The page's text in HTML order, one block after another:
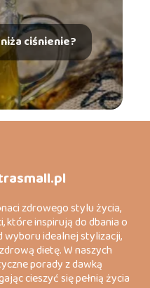
ciśnienie?
zdrowego stylu życia,
które inspirują do dbania o
wyboru idealnej stylizacji,
dietę. W naszych
porady z dawką
cieszyć się pełnią życia